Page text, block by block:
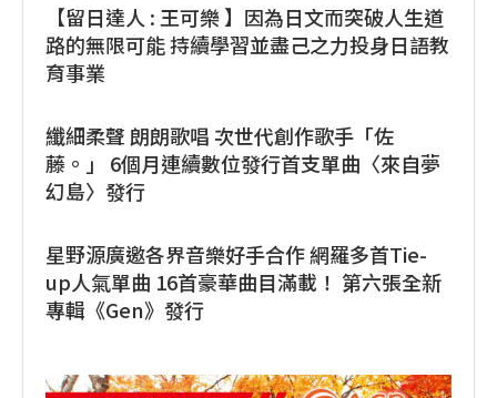
【留日達人 : 王可樂 】因為日文而突破人生道
路的無限可能 持續學習並盡己之力投身日語教
育事業
纖細柔聲 朗朗歌唱 次世代創作歌手「佐
藤。」 6個月連續數位發行首支單曲〈來自夢
幻島〉發行
星野源廣邀各界音樂好手合作 網羅多首Tie-
up人氣單曲 16首豪華曲目滿載！ 第六張全新
專輯《Gen》發行